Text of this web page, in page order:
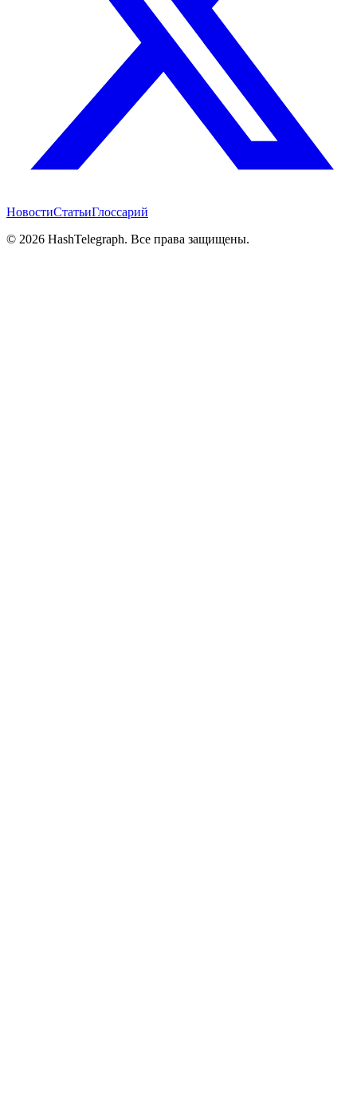
НовостиСтатьиГлоссарий
© 2026 HashTelegraph. Все права защищены.